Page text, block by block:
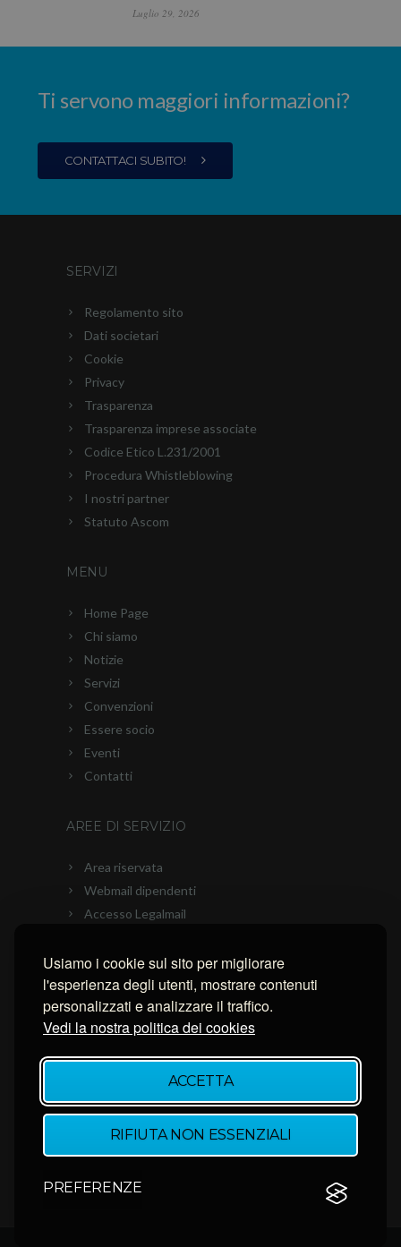
Usiamo i cookie sul sito per migliorare
l'esperienza degli utenti, mostrare contenuti
personalizzati e analizzare il traffico.
Vedi la nostra politica dei cookies
ACCETTA
RIFIUTA NON ESSENZIALI
PREFERENZE
Luglio 29, 2026
Ti servono maggiori informazioni?
CONTATTACI SUBITO!
SERVIZI
Regolamento sito
Dati societari
Cookie
Privacy
Trasparenza
Trasparenza imprese associate
Codice Etico L.231/2001
Procedura Whistleblowing
I nostri partner
Statuto Ascom
MENU
Home Page
Chi siamo
Notizie
Servizi
Convenzioni
Essere socio
Eventi
Contatti
AREE DI SERVIZIO
Area riservata
Webmail dipendenti
Accesso Legalmail
Connessione con AnyDesk
Connessione con Ammyy Admin
Connessione con TeamViewer
NEWSLETTER
Inserisci la tua email per restare aggiornato.